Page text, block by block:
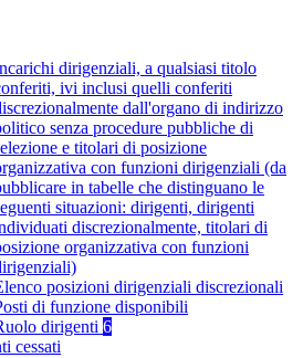
dirigenziali, a qualsiasi titolo
ivi inclusi quelli conferiti
dall'organo di indirizzo
senza procedure pubbliche di
e titolari di posizione
con funzioni dirigenziali (da
in tabelle che distinguano le
situazioni: dirigenti, dirigenti
discrezionalmente, titolari di
organizzativa con funzioni
posizioni dirigenziali discrezionali
di funzione disponibili
dirigenti 6
cessati